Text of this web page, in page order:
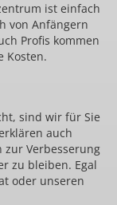
ist einfach
von Anfängern
Profis kommen
Kosten.
sind wir für Sie
auch
zur Verbesserung
zu bleiben. Egal
oder unseren